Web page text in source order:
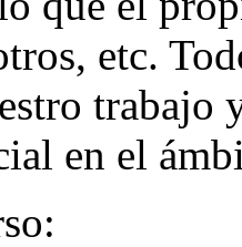
etc.
trabajo
en el